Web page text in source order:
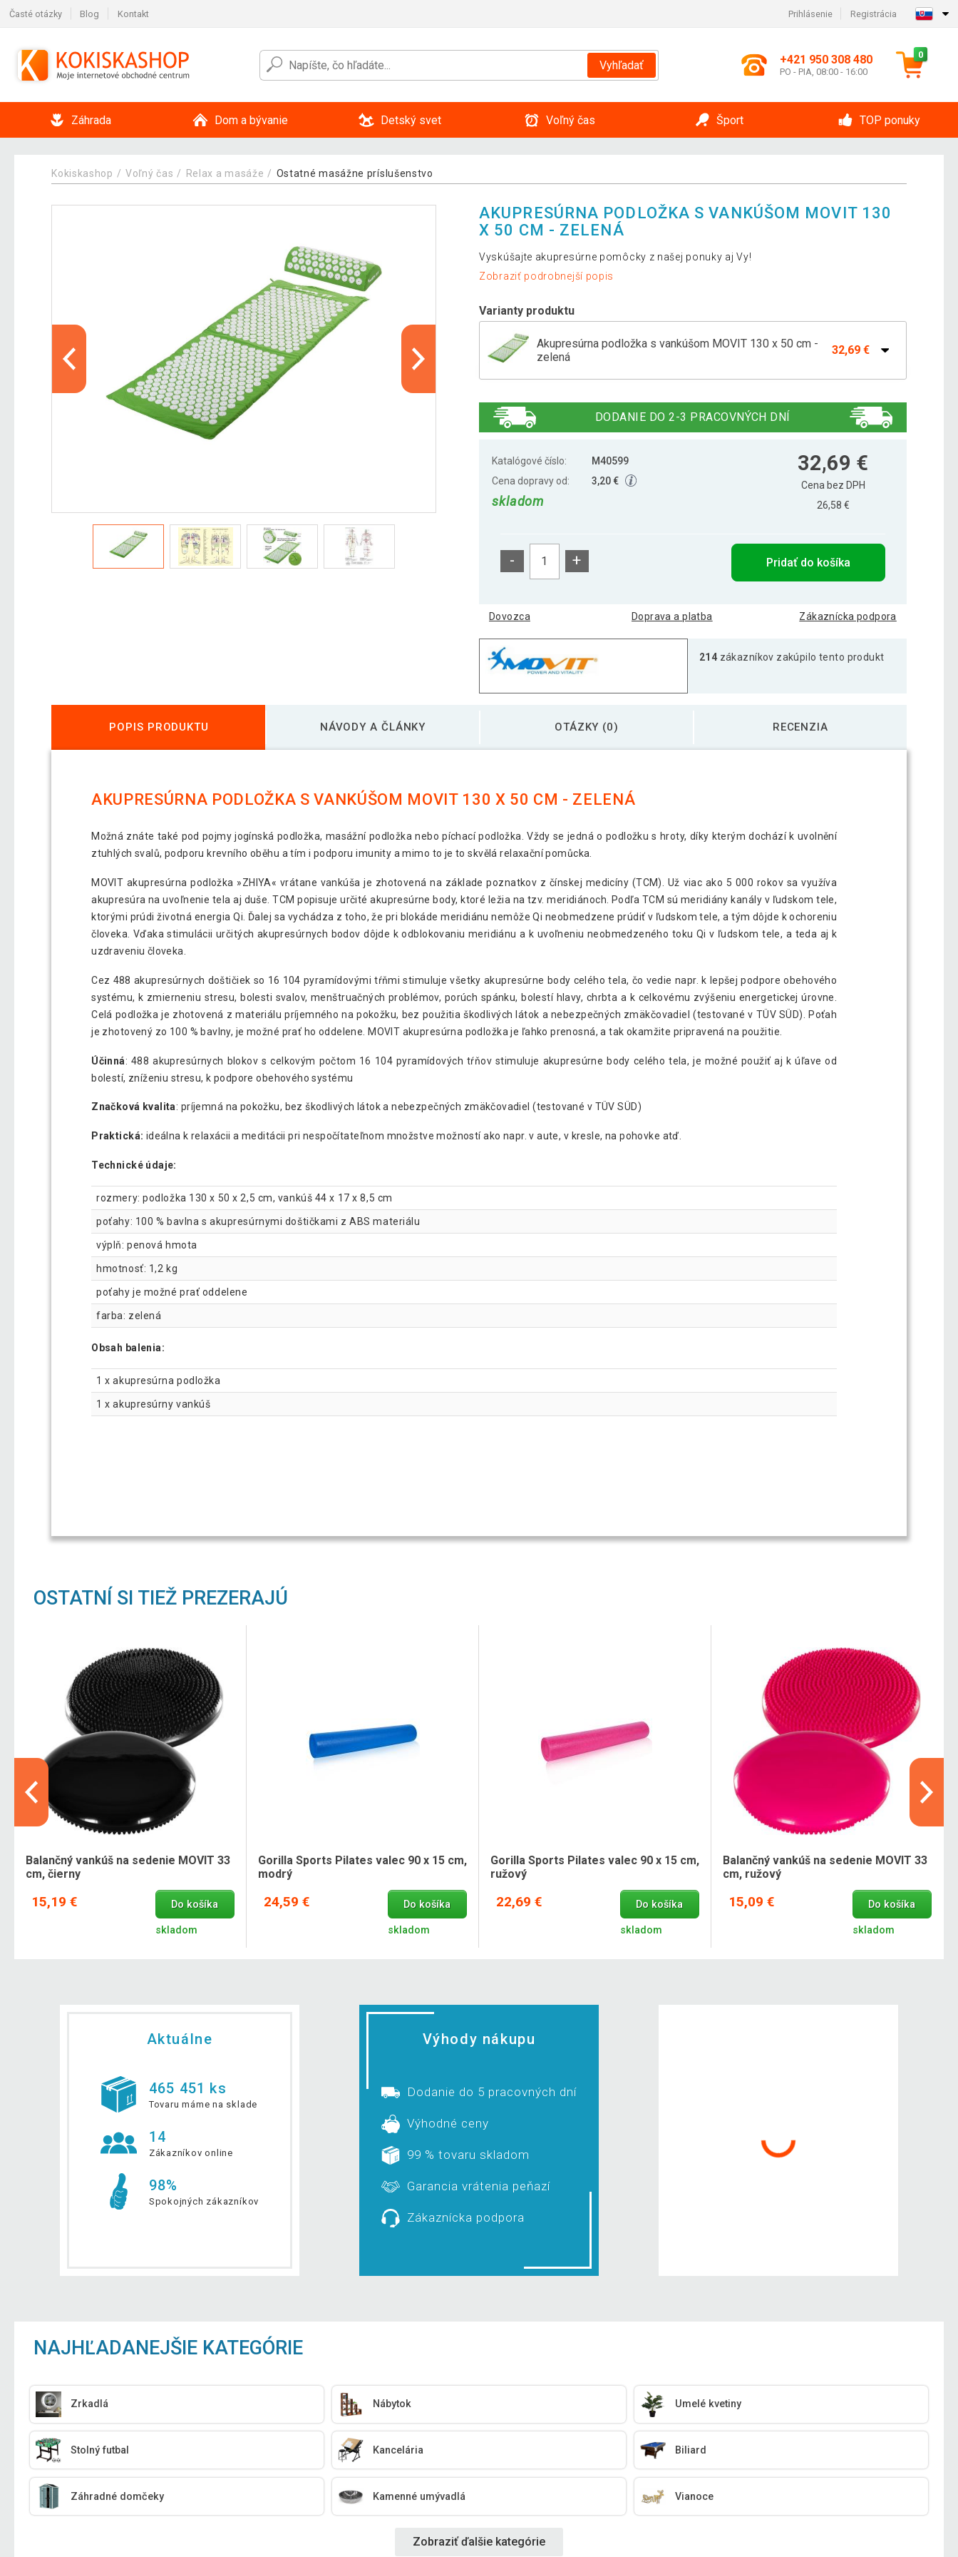
Časté otázky Blog Kontakt Prihlásenie Registrácia
Vyhľadať +421 950 308 480
PO - PIA, 08:00 - 16:00
0
Záhrada Dom a bývanie Detský svet Voľný čas Šport TOP ponuky
Kokiskashop Voľný čas Relax a masáže Ostatné masážne príslušenstvo
AKUPRESÚRNA PODLOŽKA S VANKÚŠOM MOVIT 130
X 50 CM - ZELENÁ
Vyskúšajte akupresúrne pomôcky z našej ponuky aj Vy!
Zobraziť podrobnejší popis
Varianty produktu
Akupresúrna podložka s vankúšom MOVIT 130 x 50 cm -
zelená
32,69 €
Akupresúrna podložka s vankúšom 130 x 50 cm - svetlomodrá 59,69 €
Akupresúrna podložka s vankúšom MOVIT 130 x 50 cm -
Akupresúrna podložka s vankúšom MOVIT 130 x 50 cm - čierna
Akupresúrna podložka s vankúšom MOVIT 130 x 50 cm - sivá
Akupresúrna podložka s vankúšom MOVIT 130 x 50 cm -
DODANIE DO 2-3 PRACOVNÝCH DNÍ
Katalógové číslo:
M40599
Cena dopravy od:
3,20 €
skladom
32,69 €
Cena bez DPH
26,58 €
- + Pridať do košíka
Dovozca Doprava a platba Zákaznícka podpora
214 zákazníkov zakúpilo tento produkt
POPIS PRODUKTU NÁVODY A ČLÁNKY OTÁZKY (0) RECENZIA
AKUPRESÚRNA PODLOŽKA S VANKÚŠOM MOVIT 130 X 50 CM - ZELENÁ
Možná znáte také pod pojmy jogínská podložka, masážní podložka nebo píchací podložka. Vždy se jedná o podložku s hroty, díky kterým dochází k uvolnění
ztuhlých svalů, podporu krevního oběhu a tím i podporu imunity a mimo to je to skvělá relaxační pomůcka.
MOVIT akupresúrna podložka »ZHIYA« vrátane vankúša je zhotovená na základe poznatkov z čínskej medicíny (TCM). Už viac ako 5 000 rokov sa využíva
akupresúra na uvoľnenie tela aj duše. TCM popisuje určité akupresúrne body, ktoré ležia na tzv. meridiánoch. Podľa TCM sú meridiány kanály v ľudskom tele,
ktorými prúdi životná energia Qi. Ďalej sa vychádza z toho, že pri blokáde meridiánu nemôže Qi neobmedzene prúdiť v ľudskom tele, a tým dôjde k ochoreniu
človeka. Vďaka stimulácii určitých akupresúrnych bodov dôjde k odblokovaniu meridiánu a k uvoľneniu neobmedzeného toku Qi v ľudskom tele, a teda aj k
uzdraveniu človeka.
Cez 488 akupresúrnych doštičiek so 16 104 pyramídovými tŕňmi stimuluje všetky akupresúrne body celého tela, čo vedie napr. k lepšej podpore obehového
systému, k zmierneniu stresu, bolesti svalov, menštruačných problémov, porúch spánku, bolestí hlavy, chrbta a k celkovému zvýšeniu energetickej úrovne.
Celá podložka je zhotovená z materiálu príjemného na pokožku, bez použitia škodlivých látok a nebezpečných zmäkčovadiel (testované v TÜV SÜD). Poťah
je zhotovený zo 100 % bavlny, je možné prať ho oddelene. MOVIT akupresúrna podložka je ľahko prenosná, a tak okamžite pripravená na použitie.
Účinná: 488 akupresúrnych blokov s celkovým počtom 16 104 pyramídových tŕňov stimuluje akupresúrne body celého tela, je možné použiť aj k úľave od
bolestí, zníženiu stresu, k podpore obehového systému
Značková kvalita: príjemná na pokožku, bez škodlivých látok a nebezpečných zmäkčovadiel (testované v TÜV SÜD)
Praktická: ideálna k relaxácii a meditácii pri nespočítateľnom množstve možností ako napr. v aute, v kresle, na pohovke atď.
Technické údaje:
rozmery: podložka 130 x 50 x 2,5 cm, vankúš 44 x 17 x 8,5 cm
poťahy: 100 % bavlna s akupresúrnymi doštičkami z ABS materiálu
výplň: penová hmota
hmotnosť: 1,2 kg
poťahy je možné prať oddelene
farba: zelená
Obsah balenia:
1 x akupresúrna podložka
1 x akupresúrny vankúš
OSTATNÍ SI TIEŽ PREZERAJÚ
Balančný vankúš na sedenie MOVIT 33
cm, čierny
15,19 € Do košíka
skladom
Gorilla Sports Pilates valec 90 x 15 cm,
modrý
24,59 € Do košíka
skladom
Gorilla Sports Pilates valec 90 x 15 cm,
ružový
22,69 € Do košíka
skladom
Balančný vankúš na sedenie MOVIT 33
cm, ružový
15,09 € Do košíka
skladom
Aktuálne
465 451 ks
Tovaru máme na sklade
14
Zákazníkov online
98%
Spokojných zákazníkov
Výhody nákupu
Dodanie do 5 pracovných dní
Výhodné ceny
99 % tovaru skladom
Garancia vrátenia peňazí
Zákaznícka podpora
NAJHĽADANEJŠIE KATEGÓRIE
Zrkadlá Nábytok Umelé kvetiny
Stolný futbal Kancelária Biliard
Záhradné domčeky Kamenné umývadlá Vianoce
Zobraziť ďalšie kategórie